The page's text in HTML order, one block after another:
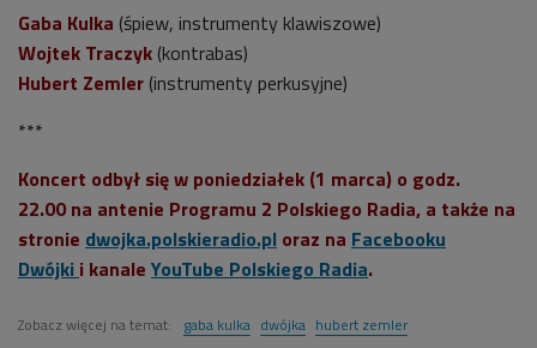
Gaba Kulka (śpiew, instrumenty klawiszowe)
Wojtek Traczyk (kontrabas)
Hubert Zemler (instrumenty perkusyjne)
***
Koncert odbył się w poniedziałek (1 marca) o godz.
22.00 na antenie Programu 2 Polskiego Radia, a także na
stronie dwojka.polskieradio.pl oraz na Facebooku
Dwójki i kanale YouTube Polskiego Radia.
Zobacz więcej na temat: gaba kulka dwójka hubert zemler